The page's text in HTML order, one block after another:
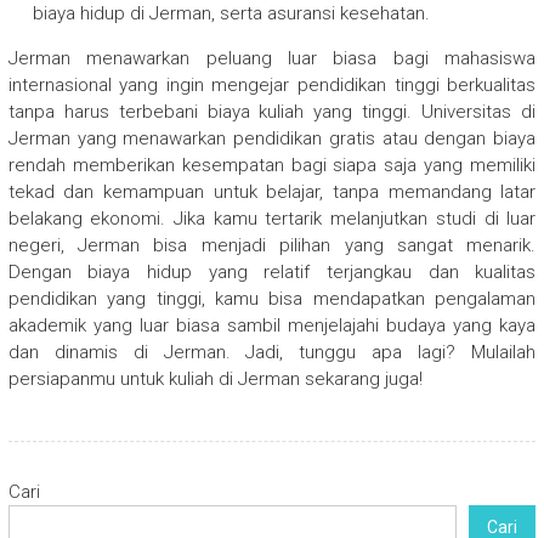
biaya hidup di Jerman, serta asuransi kesehatan.
Jerman menawarkan peluang luar biasa bagi mahasiswa
internasional yang ingin mengejar pendidikan tinggi berkualitas
tanpa harus terbebani biaya kuliah yang tinggi. Universitas di
Jerman yang menawarkan pendidikan gratis atau dengan biaya
rendah memberikan kesempatan bagi siapa saja yang memiliki
tekad dan kemampuan untuk belajar, tanpa memandang latar
belakang ekonomi. Jika kamu tertarik melanjutkan studi di luar
negeri, Jerman bisa menjadi pilihan yang sangat menarik.
Dengan biaya hidup yang relatif terjangkau dan kualitas
pendidikan yang tinggi, kamu bisa mendapatkan pengalaman
akademik yang luar biasa sambil menjelajahi budaya yang kaya
dan dinamis di Jerman. Jadi, tunggu apa lagi? Mulailah
persiapanmu untuk kuliah di Jerman sekarang juga!
Cari
Cari